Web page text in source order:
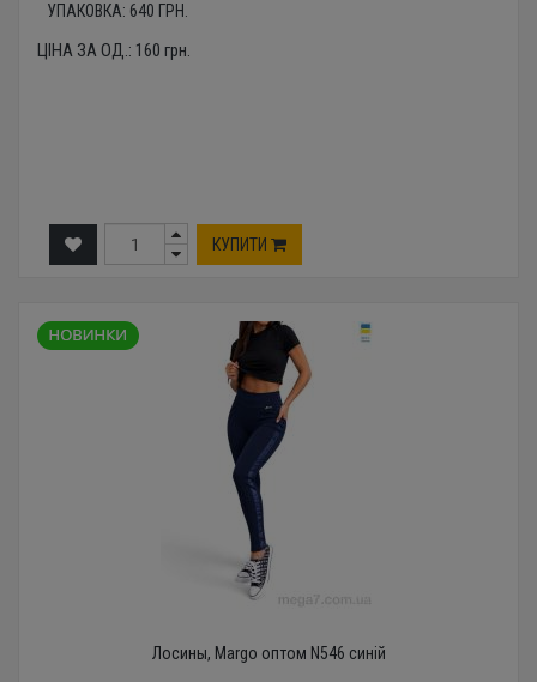
УПАКОВКА: 640 ГРН.
ЦІНА ЗА ОД.: 160 грн.
КУПИТИ
Лосины, Margo оптом N546 синій